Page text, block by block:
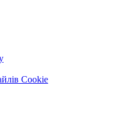
Cookie